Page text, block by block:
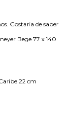
Gostaria de saber
Bege 77 x 140
22 cm